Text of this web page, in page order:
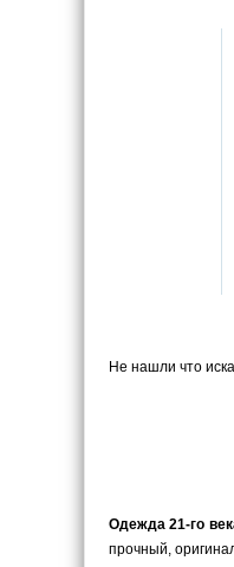
Не нашли что
Одежда 21-го
прочный,